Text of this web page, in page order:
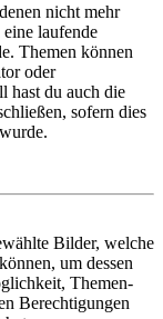
nicht mehr
laufende
Themen können
oder
hast du auch die
sofern dies
Bilder, welche
um dessen
Themen-
Berechtigungen